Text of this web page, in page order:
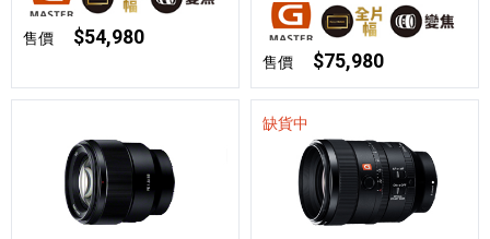
售價 $54,980
售價 $75,980
缺貨中